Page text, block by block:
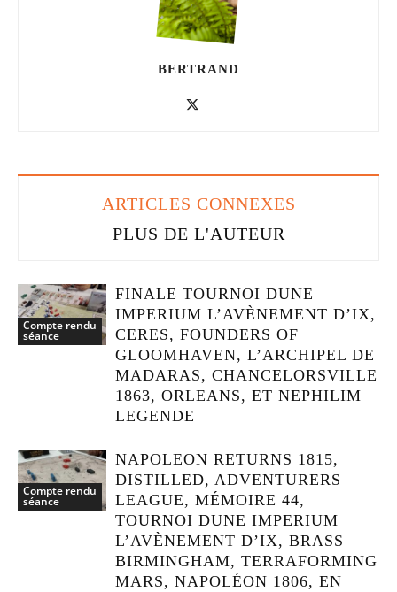
BERTRAND
ARTICLES CONNEXES
PLUS DE L'AUTEUR
Compte rendu
séance
FINALE TOURNOI DUNE
IMPERIUM L’AVÈNEMENT D’IX,
CERES, FOUNDERS OF
GLOOMHAVEN, L’ARCHIPEL DE
MADARAS, CHANCELORSVILLE
1863, ORLEANS, ET NEPHILIM
LEGENDE
Compte rendu
séance
NAPOLEON RETURNS 1815,
DISTILLED, ADVENTURERS
LEAGUE, MÉMOIRE 44,
TOURNOI DUNE IMPERIUM
L’AVÈNEMENT D’IX, BRASS
BIRMINGHAM, TERRAFORMING
MARS, NAPOLÉON 1806, EN